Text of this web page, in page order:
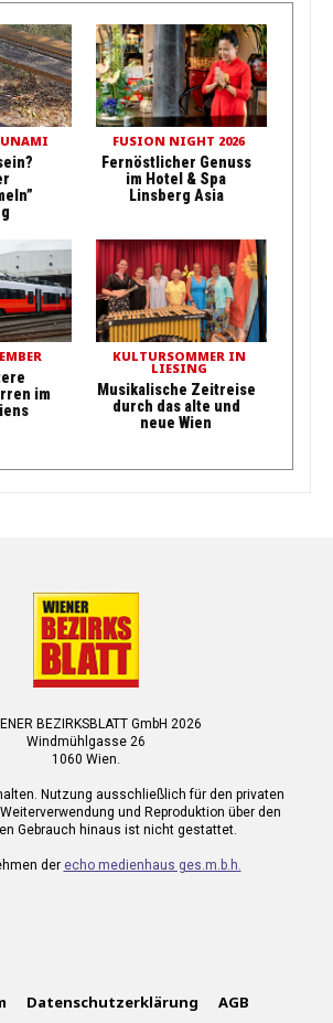
FUSION NIGHT 2026
Fernöstlicher Genuss
im Hotel & Spa
Linsberg Asia
im
KULTURSOMMER IN
LIESING
Musikalische Zeitreise
durch das alte und
neue Wien
BEZIRKSBLATT GmbH 2026
Windmühlgasse 26
1060 Wien.
Nutzung ausschließlich für den privaten
und Reproduktion über den
Gebrauch hinaus ist nicht gestattet.
der echo medienhaus ges.m.b.h.
Datenschutzerklärung AGB